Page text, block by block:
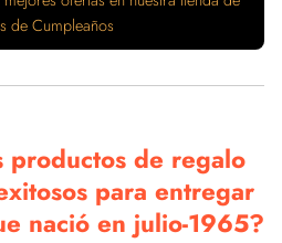
de Cumpleaños
productos de regalo
para entregar
nació en julio-1965?